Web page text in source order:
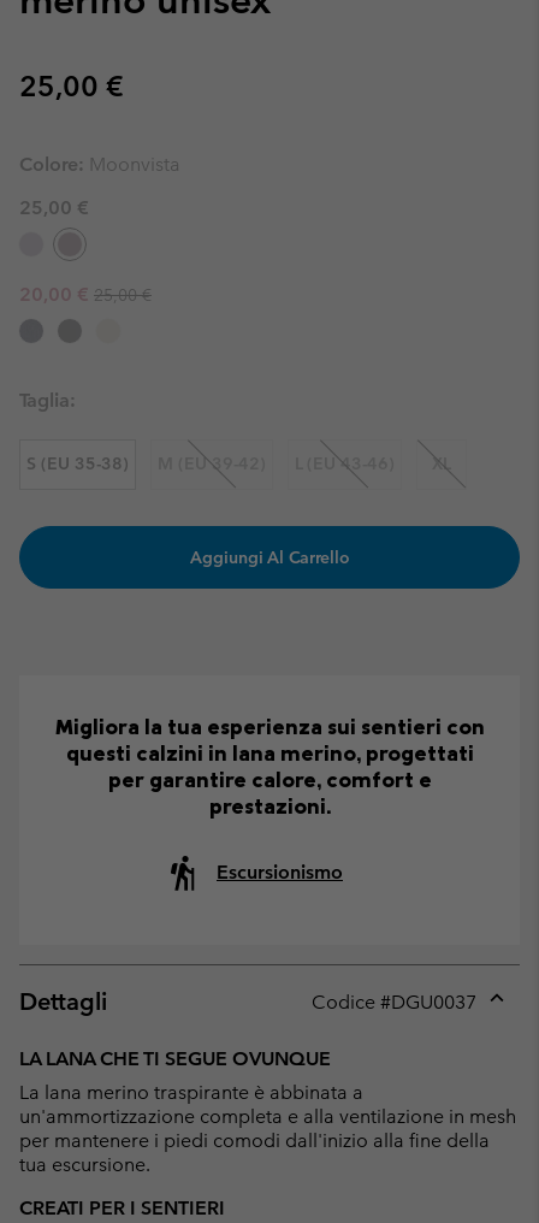
Regular price:
25,00 €
Colore: Moonvista
25,00 €
Sale price:
20,00 € Regular price:
25,00 €
Taglia:
S (EU 35-38) M (EU 39-42) L (EU 43-46) XL
Aggiungi Al Carrello
Migliora la tua esperienza sui sentieri con
questi calzini in lana merino, progettati
per garantire calore, comfort e
prestazioni.
Escursionismo
Dettagli Codice #DGU0037
LA LANA CHE TI SEGUE OVUNQUE
La lana merino traspirante è abbinata a
un'ammortizzazione completa e alla ventilazione in mesh
per mantenere i piedi comodi dall'inizio alla fine della
tua escursione.
CREATI PER I SENTIERI